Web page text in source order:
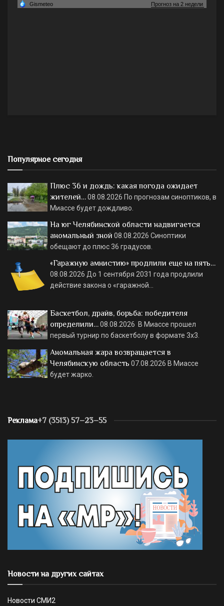
Популярное сегодня
Плюс 36 и дождь: какая погода ожидает
жителей…08.08.2026 По прогнозам синоптиков, в
Миассе будет дождливо.
На юг Челябинской области надвигается
аномальный зной 08.08.2026 Синоптики
обещают до плюс 36 градусов.
«Гаражную амнистию» продлили еще на пять…
08.08.2026 До 1 сентября 2031 года продлили
действие закона о «гаражной…
Баскетбол, драйв, борьба: победителя
определили…08.08.2026 В Миассе прошел
первый турнир по баскетболу в формате 3х3.
Аномальная жара возвращается в
Челябинскую область 07.08.2026 В Миассе
будет жарко.
Реклама+7 (3513) 57–23–55
Новости на других сайтах
Новости СМИ2